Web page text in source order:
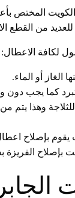
المختص
من القطع
لكافة الاعطال:
الغاز أو الماء.
تبرد كما يجب
وهذا يتم
بإصلاح اعطال
بإصلاح الفريزة